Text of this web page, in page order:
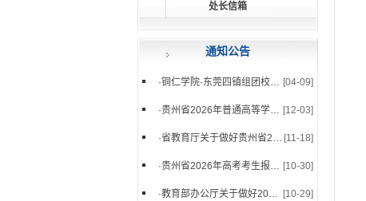
处长信箱
通知公告
[04-09]
·铜仁学院·东莞四镇组团校政企座谈会顺利举办
[12-03]
·贵州省2026年普通高等学校招生艺术类专业省级...
[11-18]
·省教育厅关于做好贵州省2026年普通高等学校艺...
[10-30]
·贵州省2026年高考考生报名操作步骤（转载）
[10-29]
·教育部办公厅关于做好2026年普通高等学校部分...